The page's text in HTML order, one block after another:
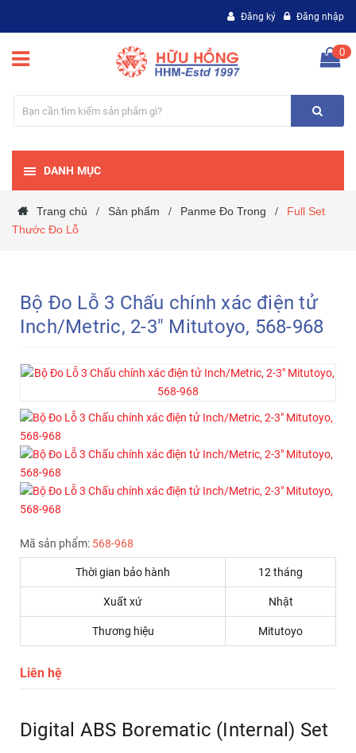
Đăng ký Đăng nhập
0
DANH MỤC
Trang chủ / Sản phẩm / Panme Đo Trong /
Full Set
Thước Đo Lỗ
Bộ Đo Lỗ 3 Chấu chính xác điện tử
Inch/Metric, 2-3" Mitutoyo, 568-968
Mã sản phẩm: 568-968
Thời gian bảo hành 12 tháng
Xuất xứ Nhật
Thương hiệu Mitutoyo
Liên hệ
Digital ABS Borematic (Internal) Set